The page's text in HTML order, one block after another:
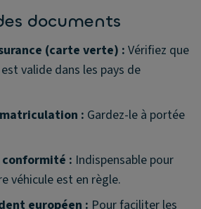
documents
(carte verte) : Vérifiez que
valide dans les pays de
: Gardez-le à portée
: Indispensable pour
véhicule est en règle.
européen : Pour faciliter les